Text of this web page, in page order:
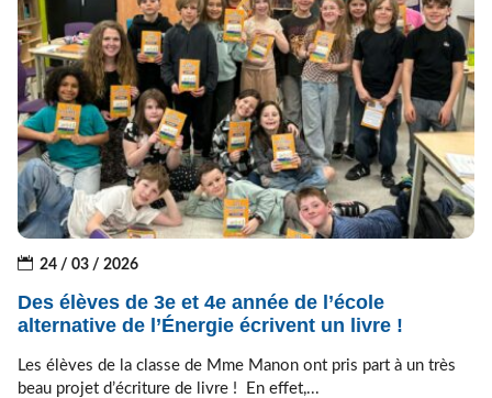
24 / 03 / 2026
Des élèves de 3e et 4e année de l’école
alternative de l’Énergie écrivent un livre !
Les élèves de la classe de Mme Manon ont pris part à un très
beau projet d’écriture de livre ! En effet,...